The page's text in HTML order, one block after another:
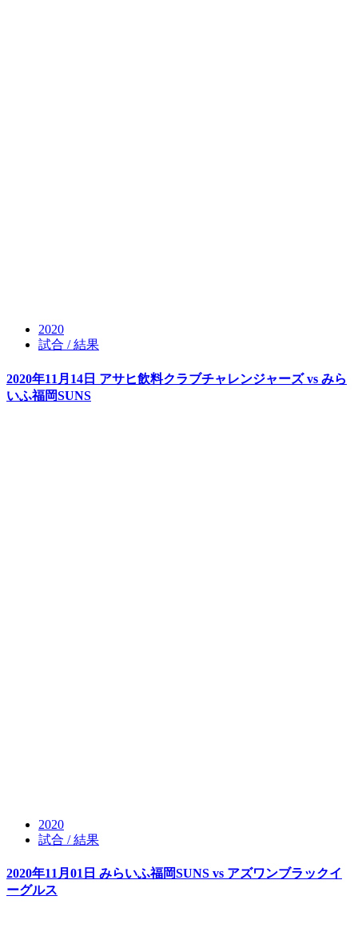
2020
試合 / 結果
2020年11月14日 アサヒ飲料クラブチャレンジャーズ vs みら
いふ福岡SUNS
2020
試合 / 結果
2020年11月01日 みらいふ福岡SUNS vs アズワンブラックイ
ーグルス